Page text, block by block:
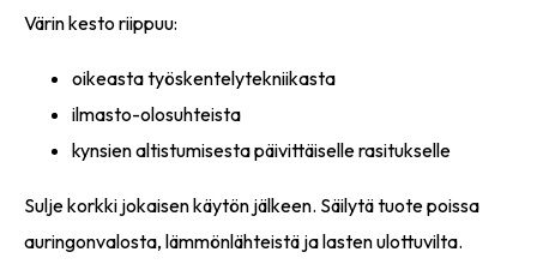
Värin kesto riippuu:
oikeasta työskentelytekniikasta
ilmasto-olosuhteista
kynsien altistumisesta päivittäiselle rasitukselle
Sulje korkki jokaisen käytön jälkeen. Säilytä tuote poissa
auringonvalosta, lämmönlähteistä ja lasten ulottuvilta.